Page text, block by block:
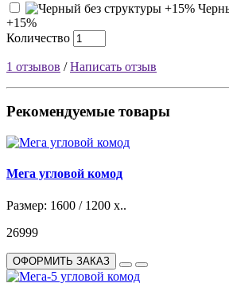
+15%
Количество
1 отзывов /Написать отзыв
Рекомендуемые товары
Мега угловой комод
Размер: 1600 / 1200 х..
26999
ОФОРМИТЬ ЗАКАЗ